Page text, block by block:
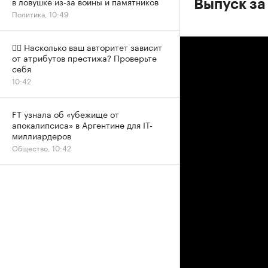
Выпуск
Политика, 10:49
✍🏻 Насколько ваш авторитет зависит
от атрибутов престижа? Проверьте
себя
10:42
FT узнала об «убежище от
апокалипсиса» в Аргентине для IT-
миллиардеров
Общество, 10:42